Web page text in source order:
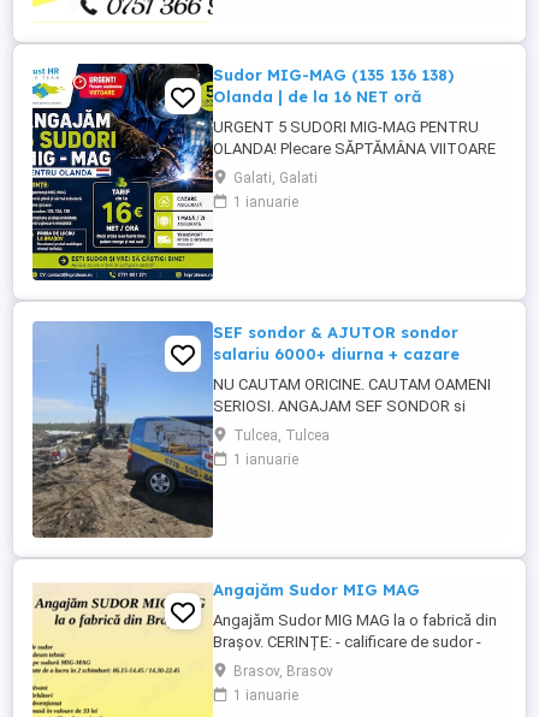
Sudor MIG-MAG (135 136 138)
Olanda | de la 16 NET oră
URGENT 5 SUDORI MIG-MAG PENTRU
OLANDA! Plecare SĂPTĂMÂNA VIITOARE
Tarif de la 16 NET oră și poate crește în
funcție de proba de lucru! Căutăm sudori
MIG-MAG cu experiență, pregătiți pentru
Galati, Galati
1 ianuarie
SEF sondor & AJUTOR sondor
salariu 6000+ diurna + cazare
NU CAUTAM ORICINE. CAUTAM OAMENI
SERIOSI. ANGAJAM SEF SONDOR si
AJUTOR SONDOR FORAJE PUTURI APA
Vrei salariu bun, cazare asigurata,
program clar si stabilitate pe termen lung?
organizat, ...
Tulcea, Tulcea
1 ianuarie
Angajăm Sudor MIG MAG
Angajăm Sudor MIG MAG la o fabrică din
Brașov. CERINȚE: - calificare de sudor -
cunoștințe desen tehnic - experiență pe
sudură MIG-MAG - disponibilitate pentru
lucru în 2 schimburi: 06.15-14.45 14.30-
Brasov, Brasov
1 ianuarie